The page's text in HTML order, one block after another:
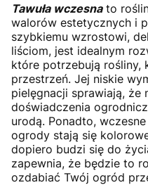
Tawuła wczesnato
walorów estetycznych i
szybkiemu wzrostowi,
liściom, jest idealnym
które potrzebują rośliny,
przestrzeń. Jej niskie
pielęgnacji sprawiają, że
doświadczenia
urodą. Ponadto,
ogrody stają się
dopiero budzi się do
zapewnia, że będzie to
ozdabiać Twój ogród